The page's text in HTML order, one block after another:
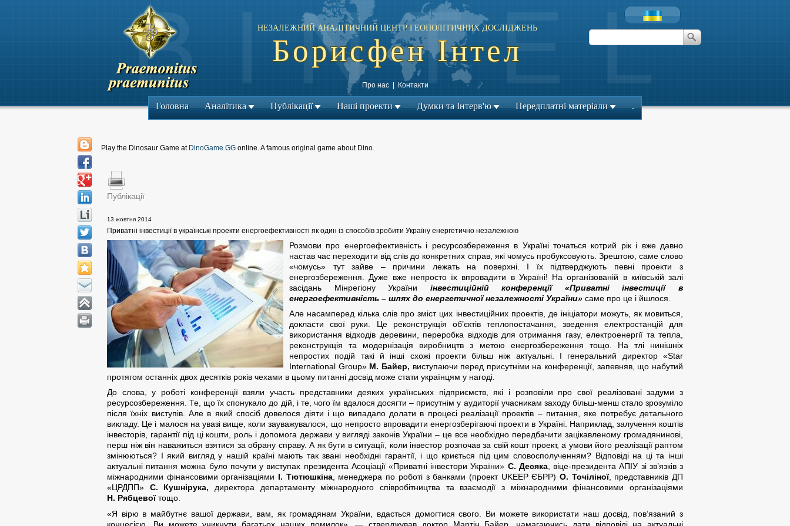
НЕЗАЛЕЖНИЙ АНАЛІТИЧНИЙ ЦЕНТР ГЕОПОЛІТИЧНИХ ДОСЛІДЖЕНЬ
Борисфен Інтел
Про нас| Контакти
Головна Аналітика Публікації Наші проекти Думки та Інтерв'ю Передплатні матеріали .
Play the Dinosaur Game at DinoGame.GG online. A famous original game about Dino.
Публікації
13 жовтня 2014
Приватні інвестиції в українські проекти енергоефективності як один із способів зробити Україну енергетично незалежною
Розмови про енергоефективність і ресурсозбереження в Україні точаться котрий рік і вже давно
настав час переходити від слів до конкретних справ, які чомусь пробуксовують. Зрештою, саме слово
«чомусь» тут зайве – причини лежать на поверхні. І їх підтверджують певні проекти з
енергозбереження. Дуже вже непросто їх впровадити в Україні! На організованій в київській залі
засідань Мінрегіону України інвестиційній конференції «Приватні інвестиції в
енергоефективність – шлях до енергетичної незалежності України» саме про це і йшлося.
Але насамперед кілька слів про зміст цих інвестиційних проектів, де ініціатори можуть, як мовиться,
докласти свої руки. Це реконструкція об’єктів теплопостачання, зведення електростанцій для
використання відходів деревини, переробка відходів для отримання газу, електроенергії та тепла,
реконструкція та модернізація виробництв з метою енергозбереження тощо. На тлі нинішніх
непростих подій такі й інші схожі проекти більш ніж актуальні. І генеральний директор «Star
International Group» М. Байер, виступаючи перед присутніми на конференції, запевняв, що набутий
протягом останніх двох десятків років чехами в цьому питанні досвід може стати українцям у нагоді.
До слова, у роботі конференції взяли участь представники деяких українських підприємств, які і розповіли про свої реалізовані задуми з
ресурсозбереження. Те, що їх спонукало до дій, і те, чого їм вдалося досягти – присутнім у аудиторії учасникам заходу більш-менш стало зрозуміло
після їхніх виступів. Але в який спосіб довелося діяти і що випадало долати в процесі реалізації проектів – питання, яке потребує детального
викладу. Це і малося на увазі вище, коли зауважувалося, що непросто впровадити енергозберігаючі проекти в Україні. Наприклад, залучення коштів
інвесторів, гарантії під ці кошти, роль і допомога держави у вигляді законів України – це все необхідно передбачити зацікавленому громадянинові,
перш ніж він наважиться взятися за обрану справу. А як бути в ситуації, коли інвестор розпочав за свій кошт проект, а умови його реалізації раптом
змінюються? І який вигляд у нашій країні мають так звані необхідні гарантії, і що криється під цим словосполученням? Відповіді на ці та інші
актуальні питання можна було почути у виступах президента Асоціації «Приватні інвестори України» С. Десяка, віце-президента АПІУ зі зв’язків з
міжнародними фінансовими організаціями І. Тютюшкіна, менеджера по роботі з банками (проект UKEEP ЄБРР) О. Точіліної, представників ДП
«ЦРДПП» С. Кушнірука, директора департаменту міжнародного співробітництва та взаємодії з міжнародними фінансовими організаціями
Н. Рябцевоїтощо.
«Я вірю в майбутнє вашої держави, вам, як громадянам України, вдасться домогтися свого. Ви можете використати наш досвід, пов’язаний з
концесією. Ви можете уникнути багатьох наших помилок», — стверджував доктор Мартін Байер, намагаючись дати відповіді на актуальні